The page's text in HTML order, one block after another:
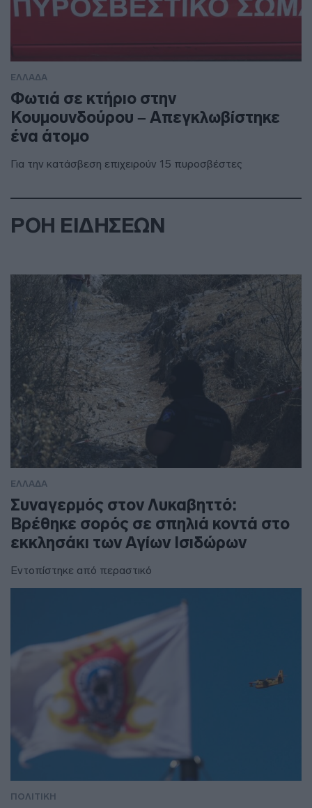
ΕΛΛΑΔΑ
Φωτιά σε κτήριο στην
Κουμουνδούρου – Απεγκλωβίστηκε
ένα άτομο
Για την κατάσβεση επιχειρούν 15 πυροσβέστες
ΡΟΗ ΕΙΔΗΣΕΩΝ
ΕΛΛΑΔΑ
Συναγερμός στον Λυκαβηττό:
Βρέθηκε σορός σε σπηλιά κοντά στο
εκκλησάκι των Αγίων Ισιδώρων
Εντοπίστηκε από περαστικό
ΠΟΛΙΤΙΚΗ